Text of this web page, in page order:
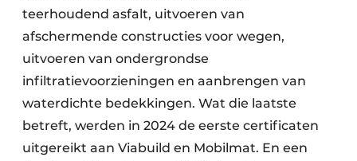
teerhoudend asfalt, uitvoeren van
afschermende constructies voor wegen,
uitvoeren van ondergrondse
infiltratievoorzieningen en aanbrengen van
waterdichte bedekkingen. Wat die laatste
betreft, werden in 2024 de eerste certificaten
uitgereikt aan Viabuild en Mobilmat. En een